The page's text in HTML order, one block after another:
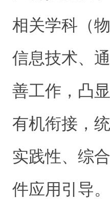
相关学科（
信息技术、
善工作，凸
有机衔接，
实践性、综
件应用引导